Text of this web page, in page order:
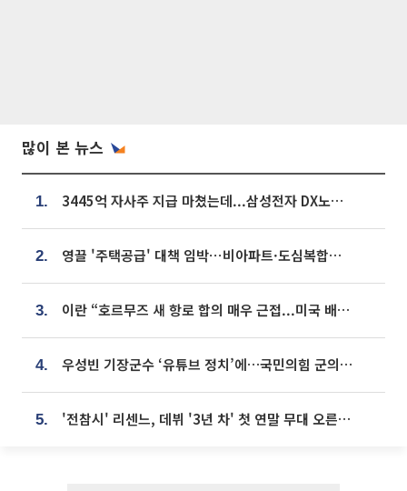
많이 본 뉴스
1. 3445억 자사주 지급 마쳤는데...삼성전자 DX노조, 뒤늦은 '떼쓰기 집회'
2. 영끌 '주택공급' 대책 임박⋯비아파트·도심복합까지 총동원
3. 이란 “호르무즈 새 항로 합의 매우 근접...미국 배상 먼저”
4. 우성빈 기장군수 ‘유튜브 정치’에…국민의힘 군의원들 집단 반발
5. '전참시' 리센느, 데뷔 '3년 차' 첫 연말 무대 오른다⋯"그동안 섭외 안 와"